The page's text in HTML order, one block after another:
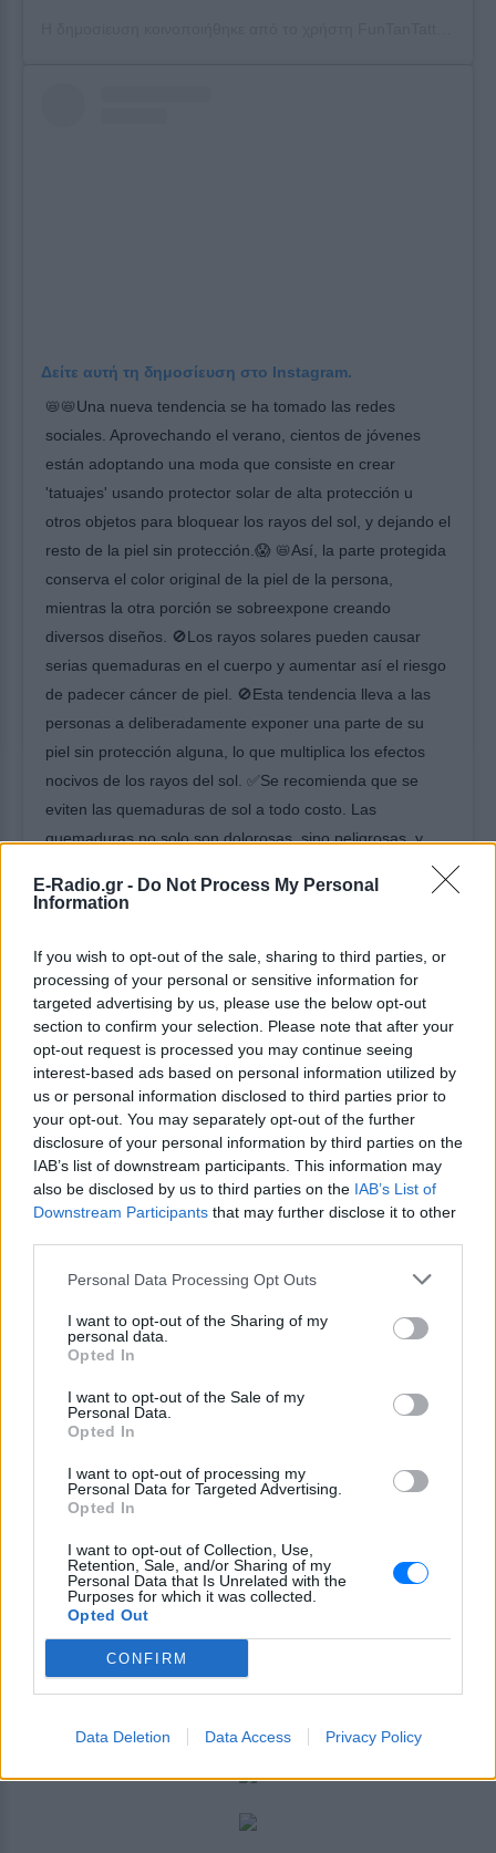
E-Radio.gr - Do Not Process My Personal
Information
If you wish to opt-out of the sale, sharing to third parties, or
processing of your personal or sensitive information for
targeted advertising by us, please use the below opt-out
section to confirm your selection. Please note that after your
opt-out request is processed you may continue seeing
interest-based ads based on personal information utilized by
us or personal information disclosed to third parties prior to
your opt-out. You may separately opt-out of the further
disclosure of your personal information by third parties on the
IAB’s list of downstream participants. This information may
also be disclosed by us to third parties on the IAB’s List of
Downstream Participants that may further disclose it to other
Personal Data Processing Opt Outs
I want to opt-out of the Sharing of my
personal data.
Opted In
I want to opt-out of the Sale of my
Personal Data.
Opted In
I want to opt-out of processing my
Personal Data for Targeted Advertising.
Opted In
I want to opt-out of Collection, Use,
Retention, Sale, and/or Sharing of my
Personal Data that Is Unrelated with the
Purposes for which it was collected.
Opted Out
CONFIRM
Data Deletion Data Access Privacy Policy
Δείτε αυτή τη δημοσίευση στο Instagram.
📛📛Una nueva tendencia se ha tomado las redes
sociales. Aprovechando el verano, cientos de jóvenes
están adoptando una moda que consiste en crear
'tatuajes' usando protector solar de alta protección u
otros objetos para bloquear los rayos del sol, y dejando el
resto de la piel sin protección.😱 📛Así, la parte protegida
conserva el color original de la piel de la persona,
mientras la otra porción se sobreexpone creando
diversos diseños. 🚫Los rayos solares pueden causar
serias quemaduras en el cuerpo y aumentar así el riesgo
de padecer cáncer de piel. 🚫Esta tendencia lleva a las
personas a deliberadamente exponer una parte de su
piel sin protección alguna, lo que multiplica los efectos
nocivos de los rayos del sol. ✅Se recomienda que se
eviten las quemaduras de sol a todo costo. Las
quemaduras no solo son dolorosas, sino peligrosas, y
piel, aceleran el proceso de envejecimiento y aumentan
quemaduras de sol en la juventud aumenta en un 80 por
ciento el riesgo de padecer melanoma. -Tomado de CNN
#dermatology #dermatologia #Dermatología #skintips
#beautyskin #sunburnart #sunburntattoos
ΔΙΑΦΗΜΙΣΗ
Η δημοσίευση κοινοποιήθηκε από το χρήστη